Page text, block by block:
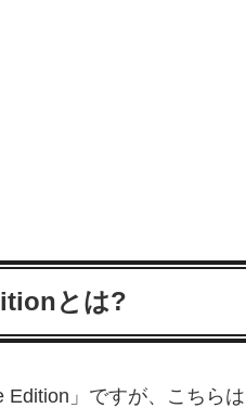
とは?
」ですが、こちら